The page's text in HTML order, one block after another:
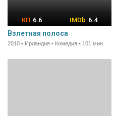
6.6 6.4
Взлетная полоса
2010 • Ирландия • Комедия • 101 мин.